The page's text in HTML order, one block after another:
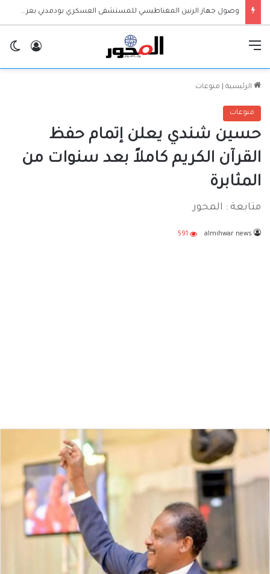
الرئيسية منوعات
منوعات
حسين شندي يعلن إتمام حفظ
القرآن الكريم كاملاً بعد سنوات من
المثابرة
متابعة : المحور
almihwar news
591